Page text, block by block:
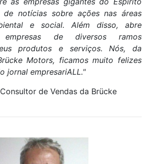
notícias sobre ações nas áreas
e social. Além disso, abre
de diversos ramos
produtos e serviços. Nós, da
Motors, ficamos muito felizes
jornal empresariALL."
de Vendas da Brücke